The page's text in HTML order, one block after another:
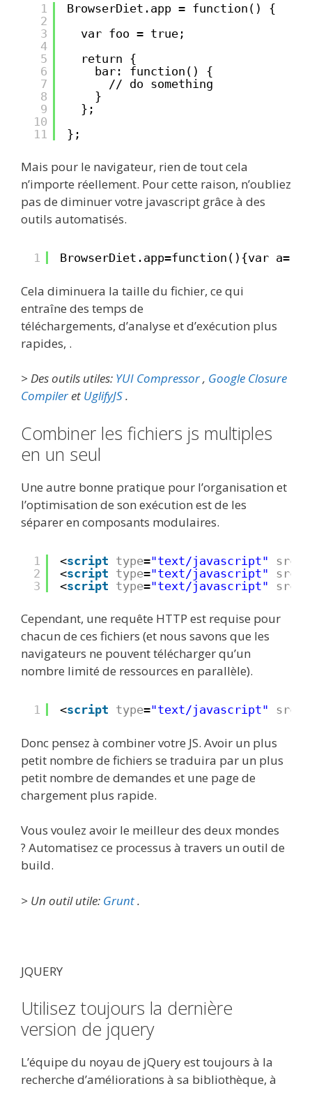
1
2
3
4
5
6
7
8
9
10
11
BrowserDiet.app = function() {
var foo = true;
return {
bar: function() {
// do something
}
};
};
Mais pour le navigateur, rien de tout cela
n’importe réellement. Pour cette raison, n’oubliez
pas de diminuer votre javascript grâce à des
outils automatisés.
1 BrowserDiet.app=function(){var
Cela diminuera la taille du fichier, ce qui
entraîne des temps de
téléchargements, d’analyse et d’exécution plus
rapides, .
> Des outils utiles: YUI Compressor, Google Closure
Compileret UglifyJS.
Combiner les fichiers js multiples
en un seul
Une autre bonne pratique pour l’organisation et
l’optimisation de son exécution est de les
séparer en composants modulaires.
1
2
3
<script type="text/javascript" src
<script type="text/javascript" src
<script type="text/javascript" src
Cependant, une requête HTTP est requise pour
chacun de ces fichiers (et nous savons que les
navigateurs ne pouvent télécharger qu’un
nombre limité de ressources en parallèle).
1 <script type="text/javascript" src
Donc pensez à combiner votre JS. Avoir un plus
petit nombre de fichiers se traduira par un plus
petit nombre de demandes et une page de
chargement plus rapide.
Vous voulez avoir le meilleur des deux mondes
? Automatisez ce processus à travers un outil de
build.
> Un outil utile: Grunt.
JQUERY
Utilisez toujours la dernière
version de jquery
L’équipe du noyau de jQuery est toujours à la
recherche d’améliorations à sa bibliothèque, à